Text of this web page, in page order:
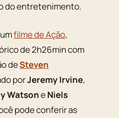
do entretenimento.
filme de Ação,
de 2h26min com
deSteven
porJeremy Irvine,
WatsoneNiels
pode conferir as